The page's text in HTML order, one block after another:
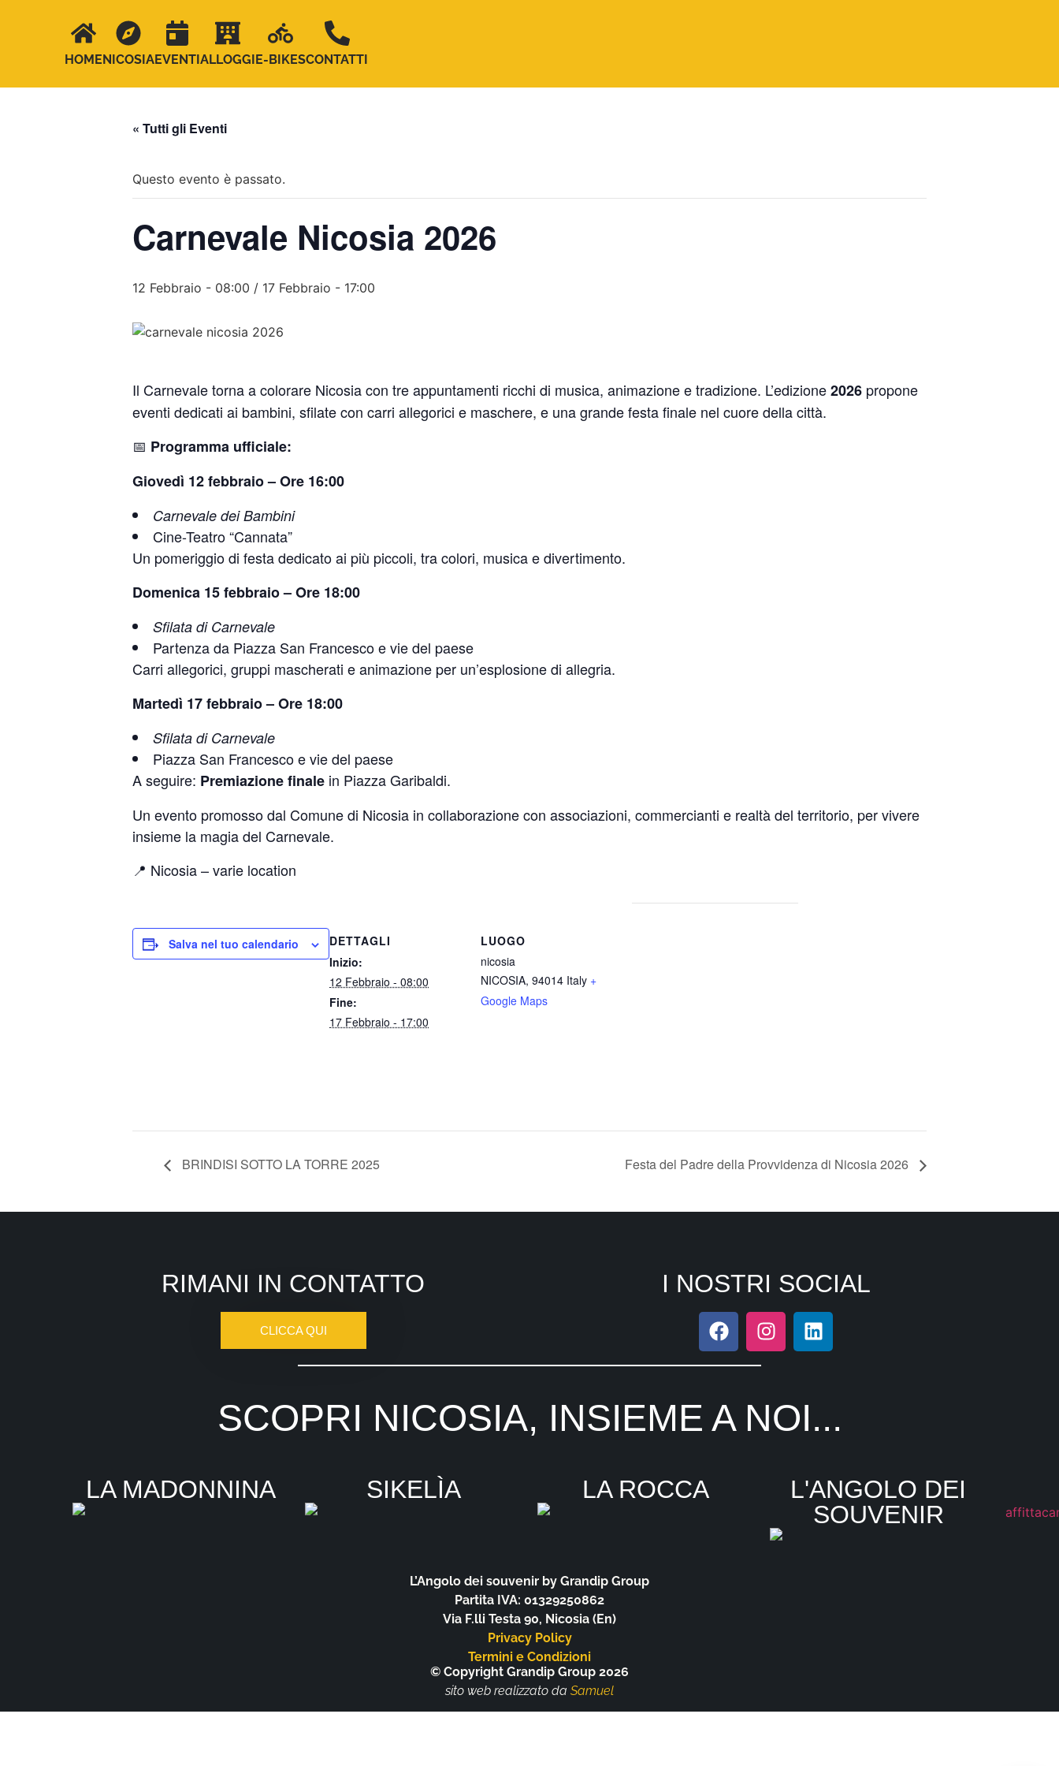
HOMENICOSIAEVENTIALLOGGIE-BIKESCONTATTI
« Tutti gli Eventi
Questo evento è passato.
Carnevale Nicosia 2026
12 Febbraio - 08:00 / 17 Febbraio - 17:00
Il Carnevale torna a colorare Nicosia con tre appuntamenti ricchi di musica, animazione e tradizione. L’edizione2026 propone
eventi dedicati ai bambini, sfilate con carri allegorici e maschere, e una grande festa finale nel cuore della città.
📅 Programma ufficiale:
Giovedì 12 febbraio – Ore 16:00
Carnevale dei Bambini
Cine-Teatro “Cannata”
Un pomeriggio di festa dedicato ai più piccoli, tra colori, musica e divertimento.
Domenica 15 febbraio – Ore 18:00
Sfilata di Carnevale
Partenza da Piazza San Francesco e vie del paese
Carri allegorici, gruppi mascherati e animazione per un’esplosione di allegria.
Martedì 17 febbraio – Ore 18:00
Sfilata di Carnevale
Piazza San Francesco e vie del paese
A seguire: Premiazione finale in Piazza Garibaldi.
Un evento promosso dal Comune di Nicosia in collaborazione con associazioni, commercianti e realtà del territorio, per vivere
insieme la magia del Carnevale.
📍 Nicosia – varie location
Salva nel tuo calendario
DETTAGLI
Inizio:
12 Febbraio - 08:00
Fine:
17 Febbraio - 17:00
LUOGO
nicosia
NICOSIA, 94014 Italy +
Google Maps
BRINDISI SOTTO LA TORRE 2025 Festa del Padre della Provvidenza di Nicosia 2026
RIMANI IN CONTATTO
CLICCA QUI
I NOSTRI SOCIAL
SCOPRI NICOSIA, INSIEME A NOI...
LA MADONNINA SIKELÌA LA ROCCA
L'ANGOLO DEI
SOUVENIR
L’Angolo dei souvenir by Grandip Group
Partita IVA: 01329250862
Via F.lli Testa 90, Nicosia (En)
Privacy Policy
Termini e Condizioni
© Copyright Grandip Group 2026
sito web realizzato da Samuel